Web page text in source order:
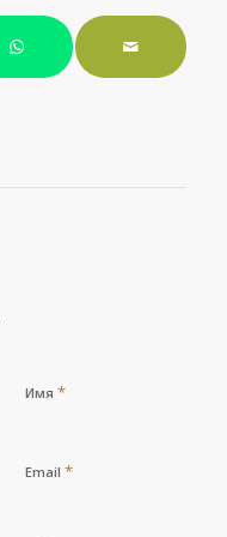
Имя *
Email *